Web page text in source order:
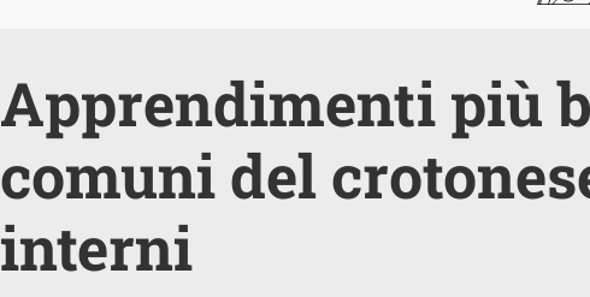
Apprendimenti più
comuni del
interni